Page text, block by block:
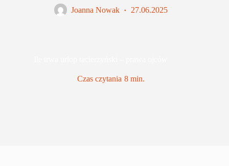
Joanna Nowak 27.06.2025
Czas czytania 8 min.